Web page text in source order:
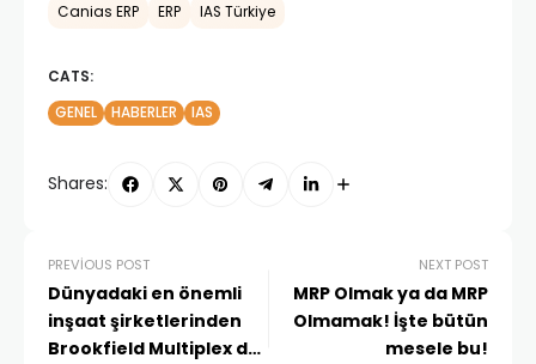
Canias ERP ERP IAS Türkiye
CATS:
GENEL
HABERLER IAS
Shares:
PREVIOUS POST
Dünyadaki en önemli
inşaat şirketlerinden
Brookfield Multiplex de
NEXT POST
MRP Olmak ya da MRP
Olmamak! İşte bütün
mesele bu!